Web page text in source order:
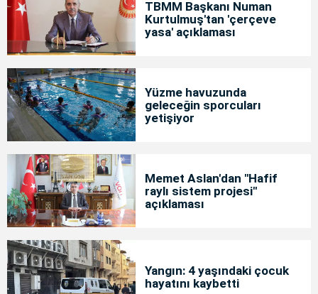
TBMM Başkanı Numan
Kurtulmuş'tan 'çerçeve
yasa' açıklaması
Yüzme havuzunda
geleceğin sporcuları
yetişiyor
Memet Aslan'dan "Hafif
raylı sistem projesi"
açıklaması
Yangın: 4 yaşındaki çocuk
hayatını kaybetti